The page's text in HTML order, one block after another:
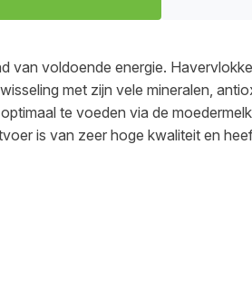
van voldoende energie.
met zijn vele mineralen,
te voeden via de
is van zeer hoge kwaliteit en